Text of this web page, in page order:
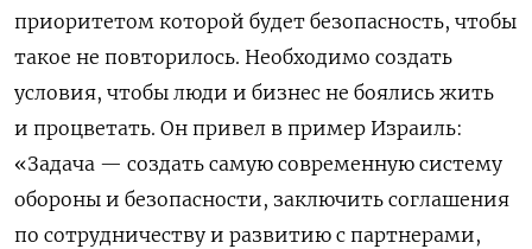
приоритетом которой будет безопасность, чтобы
такое не повторилось. Необходимо создать
условия, чтобы люди и бизнес не боялись жить
и процветать. Он привел в пример Израиль:
«Задача — создать самую современную систему
обороны и безопасности, заключить соглашения
по сотрудничеству и развитию с партнерами,